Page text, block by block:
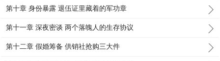
第十章 身份暴露 退伍证里藏着的军功章
第十一章 深夜密谈 两个落魄人的生存协议
第十二章 假婚筹备 供销社抢购三大件